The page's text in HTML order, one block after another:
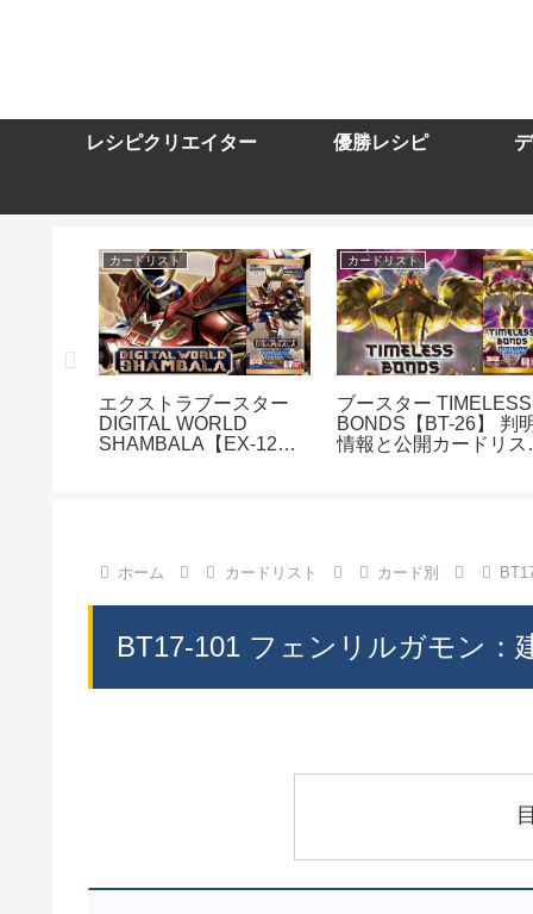
レシピクリエイター 優勝レシピ
カードリスト
エクストラブースター
DIGITAL WORLD
SHAMBALA【EX-12】
カードリスト
ブースター TIMELESS
BONDS【BT-26】 判
情報と公開カードリス
ホーム カードリスト カード別
BT17-101 フェンリルガモン：